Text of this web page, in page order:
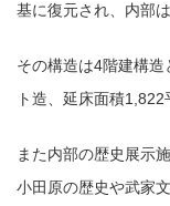
基に復元され、内部
その構造は4階建構
ト造、延床面積1,822
また内部の歴史展示
小田原の歴史や武家